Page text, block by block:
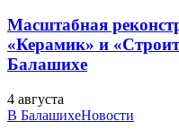
Масштабная
«Керамик» и
Балашихе
4 августа
В БалашихеНовости